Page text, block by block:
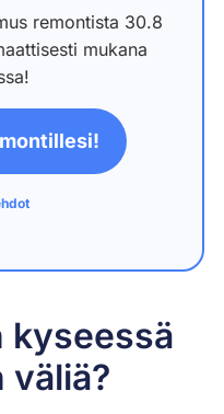
remontista 30.8
mukana
kyseessä
väliä?